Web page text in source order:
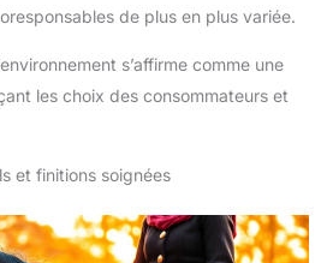
de plus en plus variée.
s’affirme comme une
les choix des consommateurs et
et finitions soignées